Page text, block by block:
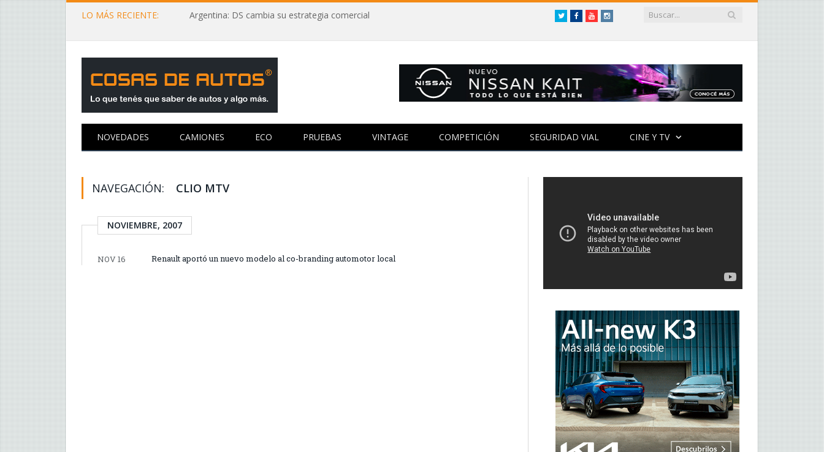
LO MÁS RECIENTE: Argentina: DS cambia su estrategia comercial TwitterFacebookYouTubeInstagram
NOVEDADES CAMIONES ECO PRUEBAS VINTAGE COMPETICIÓN SEGURIDAD VIAL CINE Y TV
NAVEGACIÓN: CLIO MTV
NOVIEMBRE, 2007
NOV 16 Renault aportó un nuevo modelo al co-branding automotor local